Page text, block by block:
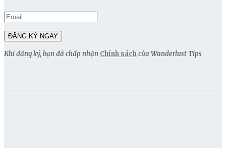
Khi đăng ký, bạn đã chấp nhận Chính sáchcủa Wanderlust Tips